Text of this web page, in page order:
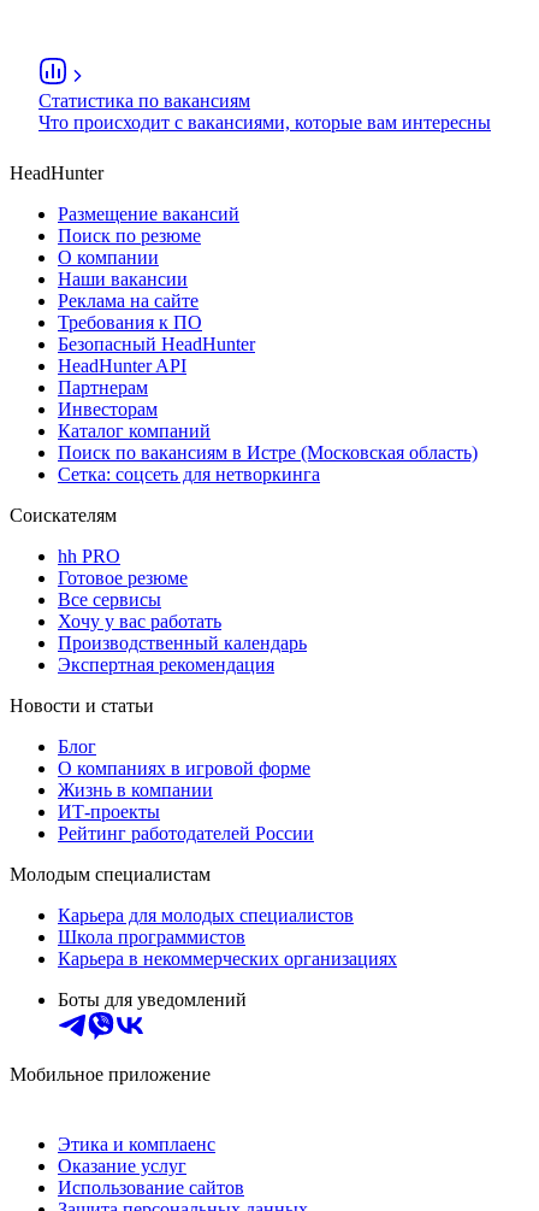
Статистика по вакансиям
Что происходит с вакансиями, которые вам интересны
HeadHunter
Размещение вакансий
Поиск по резюме
О компании
Наши вакансии
Реклама на сайте
Требования к ПО
Безопасный HeadHunter
HeadHunter API
Партнерам
Инвесторам
Каталог компаний
Поиск по вакансиям в Истре (Московская область)
Сетка: соцсеть для нетворкинга
Соискателям
hh PRO
Готовое резюме
Все сервисы
Хочу у вас работать
Производственный календарь
Экспертная рекомендация
Новости и статьи
Блог
О компаниях в игровой форме
Жизнь в компании
ИТ-проекты
Рейтинг работодателей России
Молодым специалистам
Карьера для молодых специалистов
Школа программистов
Карьера в некоммерческих организациях
Боты для уведомлений
Мобильное приложение
Этика и комплаенс
Оказание услуг
Использование сайтов